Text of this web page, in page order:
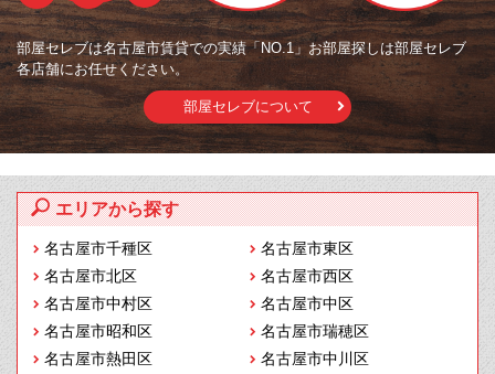
部屋セレブは名古屋市賃貸での実績「NO.1」お部屋探しは部屋セレブ
各店舗にお任せください。
部屋セレブについて
エリアから探す
名古屋市千種区
名古屋市東区
名古屋市北区
名古屋市西区
名古屋市中村区
名古屋市中区
名古屋市昭和区
名古屋市瑞穂区
名古屋市熱田区
名古屋市中川区